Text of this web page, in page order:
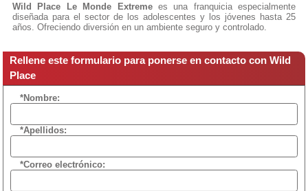
Wild Place Le Monde Extremees una franquicia especialmente
diseñada para el sector de los adolescentes y los jóvenes hasta 25
años. Ofreciendo diversión en un ambiente seguro y controlado.
Rellene este formulario para ponerse en contacto con Wild
Place
*Nombre:
*Apellidos:
*Correo electrónico: